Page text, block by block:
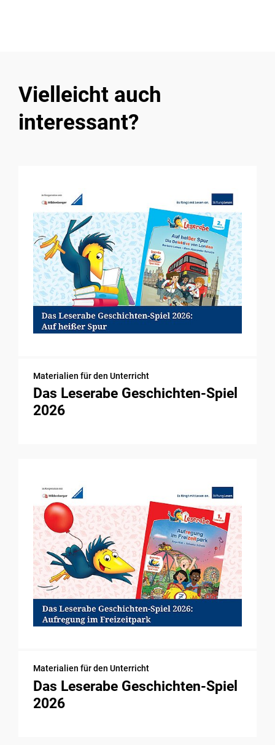
Vielleicht auch
interessant?
Materialien für den Unterricht
Das Leserabe Geschichten-Spiel
2026
Materialien für den Unterricht
Das Leserabe Geschichten-Spiel
2026